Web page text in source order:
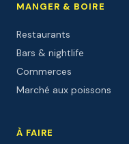
MANGER & BOIRE
Restaurants
Bars & nightlife
Commerces
Marché aux poissons
À FAIRE